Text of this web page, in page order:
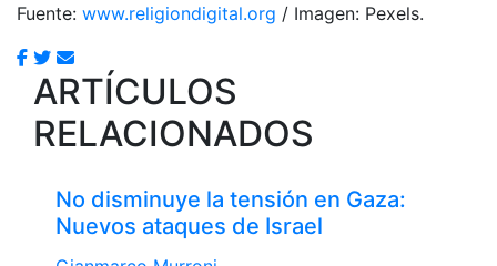
Fuente: www.religiondigital.org / Imagen: Pexels.
ARTÍCULOS
RELACIONADOS
No disminuye la tensión en Gaza:
Nuevos ataques de Israel